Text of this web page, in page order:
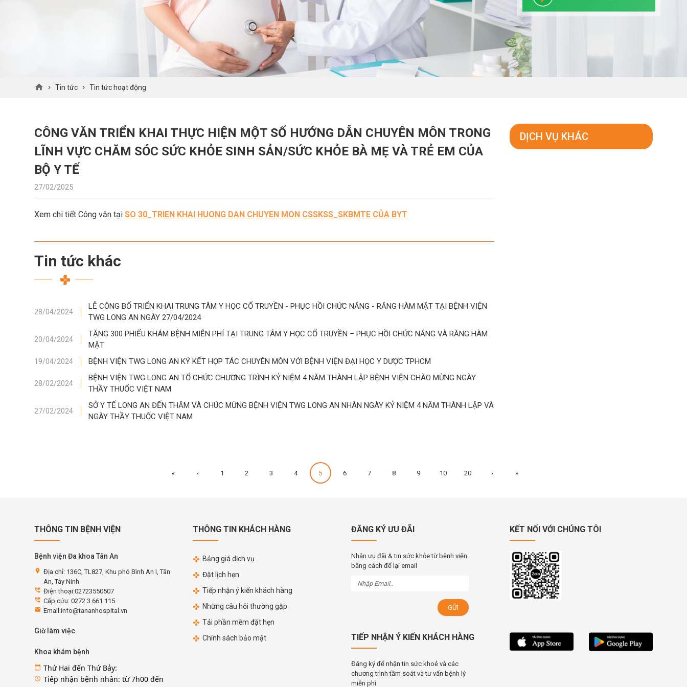
Tin tức Tin tức hoạt động
CÔNG VĂN TRIỂN KHAI THỰC HIỆN MỘT SỐ HƯỚNG DẪN CHUYÊN MÔN TRONG
LĨNH VỰC CHĂM SÓC SỨC KHỎE SINH SẢN/SỨC KHỎE BÀ MẸ VÀ TRẺ EM CỦA
BỘ Y TẾ
27/02/2025
Xem chi tiết Công văn tại SO 30_TRIEN KHAI HUONG DAN CHUYEN MON CSSKSS_SKBMTE CỦA BYT
Tin tức khác
28/04/2024
LỄ CÔNG BỐ TRIỂN KHAI TRUNG TÂM Y HỌC CỔ TRUYỀN - PHỤC HỒI CHỨC NĂNG - RĂNG HÀM MẶT TẠI BỆNH VIỆN
TWG LONG AN NGÀY 27/04/2024
20/04/2024
TẶNG 300 PHIẾU KHÁM BỆNH MIỄN PHÍ TẠI TRUNG TÂM Y HỌC CỔ TRUYỀN – PHỤC HỒI CHỨC NĂNG VÀ RĂNG HÀM
MẶT
19/04/2024 BỆNH VIỆN TWG LONG AN KÝ KẾT HỢP TÁC CHUYÊN MÔN VỚI BỆNH VIỆN ĐẠI HỌC Y DƯỢC TPHCM
28/02/2024
BỆNH VIỆN TWG LONG AN TỔ CHỨC CHƯƠNG TRÌNH KỶ NIỆM 4 NĂM THÀNH LẬP BỆNH VIỆN CHÀO MỪNG NGÀY
THẦY THUỐC VIỆT NAM
27/02/2024
SỞ Y TẾ LONG AN ĐẾN THĂM VÀ CHÚC MỪNG BỆNH VIỆN TWG LONG AN NHÂN NGÀY KỶ NIỆM 4 NĂM THÀNH LẬP VÀ
NGÀY THẦY THUỐC VIỆT NAM
DỊCH VỤ KHÁC
« ‹ 1 2 3 4 5 6 7 8 9 10 20 › »
THÔNG TIN BỆNH VIỆN
Bệnh viện Đa khoa Tân An
location_on Địa chỉ: 136C, TL827, Khu phó Bình An I, Tân
An, Tây Ninh
perm_phone_msg Điện thoại:02723550507
perm_phone_msg Cấp cứu: 0272 3 661 115
email Email:info@tananhospital.vn
Giờ làm việc
Khoa khám bệnh
calendar_today Thứ Hai đến Thứ Bảy:
access_time Tiếp nhận bệnh nhân: từ 7h00 đến
THÔNG TIN KHÁCH HÀNG
Bảng giá dịch vụ
Đặt lịch hẹn
Tiếp nhận ý kiến khách hàng
Những câu hỏi thường gặp
Tải phần mềm đặt hẹn
Chính sách bảo mật
ĐĂNG KÝ ƯU ĐÃI
Nhận ưu đãi & tin sức khỏe từ bệnh viện
bằng cách để lại email
TIẾP NHẬN Ý KIẾN KHÁCH HÀNG
Đăng ký để nhận tin sức khoẻ và các
chương trình tầm soát và tư vấn bệnh lý
miễn phí
KẾT NỐI VỚI CHÚNG TÔI